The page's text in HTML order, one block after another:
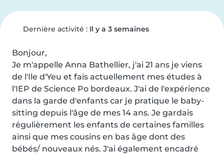
Dernière activité : Il y a 3 semaines
Bonjour,
Je m'appelle Anna Bathellier, j'ai 21 ans je viens
de l'Ile d'Yeu et fais actuellement mes études à
l'IEP de Science Po bordeaux. J'ai de l'expérience
dans la garde d'enfants car je pratique le baby-
sitting depuis l'âge de mes 14 ans. Je gardais
régulièrement les enfants de certaines familles
ainsi que mes cousins en bas âge dont des
bébés/ nouveaux nés. J'ai également encadré